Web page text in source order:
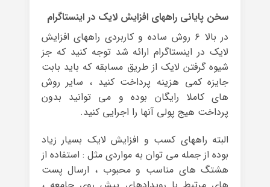
سخن پایانی راههای افزایش لایک در اینستاگرام
در بالا ۶ روش ساده و کاربردی راههای افزایش
لایک در اینستاگرام ارائه شد توجه کنید که جز
شیوه گرفتن لایک از طریق مسابقه که باید بابت
جایزه کمی هزینه پرداخت کنید ، سایر روش
های کاملا رایگان بوده و می توانید بدون
پرداخت هیج پولی آنها را اجرایی کنید.
البته راههای کسب و افزایش لایک بسیار زیاد
بوده از جمله می توان به مواردی مثل : استفاده از
هشتگ های مناسب و محبوب ، ارسال پست